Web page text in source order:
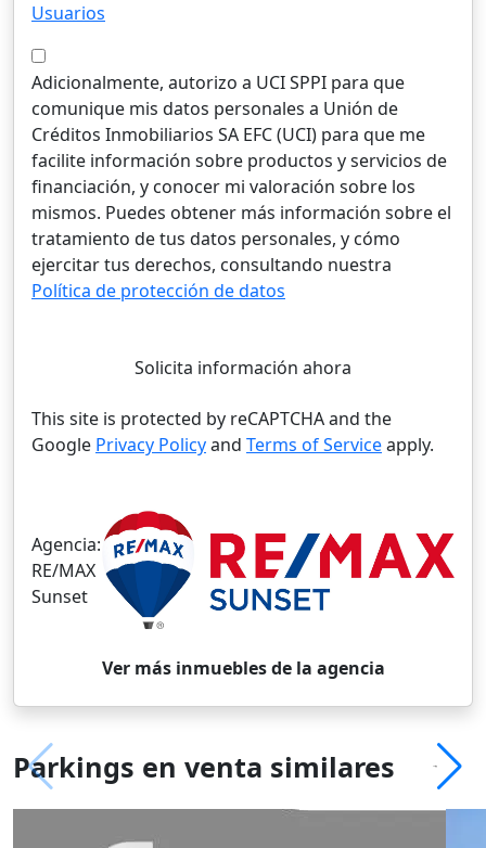
Usuarios
Adicionalmente, autorizo a UCI SPPI para que
comunique mis datos personales a Unión de
Créditos Inmobiliarios SA EFC (UCI) para que me
facilite información sobre productos y servicios de
financiación, y conocer mi valoración sobre los
mismos. Puedes obtener más información sobre el
tratamiento de tus datos personales, y cómo
ejercitar tus derechos, consultando nuestra
Política de protección de datos
Solicita información ahora
This site is protected by reCAPTCHA and the
Google Privacy Policyand Terms of Serviceapply.
Agencia:
RE/MAX
Sunset
Ver más inmuebles de la agencia
Parkings en venta similares